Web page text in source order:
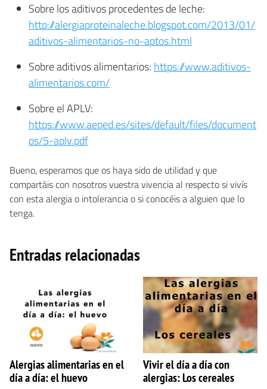
Sobre los aditivos procedentes de leche:
http://alergiaproteinaleche.blogspot.com/2013/01/
aditivos-alimentarios-no-aptos.html
Sobre aditivos alimentarios: https://www.aditivos-
alimentarios.com/
Sobre el APLV:
https://www.aeped.es/sites/default/files/document
os/5-aplv.pdf
Bueno, esperamos que os haya sido de utilidad y que
compartáis con nosotros vuestra vivencia al respecto si vivís
con esta alergia o intolerancia o si conocéis a alguien que lo
tenga.
Entradas relacionadas
Alergias alimentarias en el
día a día: el huevo
Vivir el día a día con
alergias: Los cereales